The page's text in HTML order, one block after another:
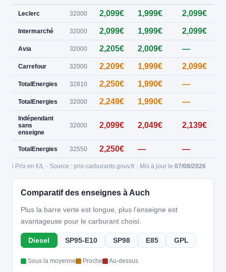
Leclerc 32000 2,099€ 1,999€ 2,099€
Intermarché 32000 2,099€ 1,999€ 2,099€
Avia 32000 2,205€ 2,009€ —
Carrefour 32000 2,209€ 1,999€ 2,099€
TotalEnergies 32810 2,250€ 1,990€ —
TotalEnergies 32000 2,249€ 1,990€ —
Indépendant
sans
enseigne
32000 2,099€ 2,049€ 2,139€
TotalEnergies 32550 2,250€ — —
ℹ️ Prix en €/L · Source : prix-carburants.gouv.fr · Mis à jour le 07/08/2026
Comparatif des enseignes à Auch
Plus la barre verte est longue, plus l'enseigne est
avantageuse pour le carburant choisi.
Diesel SP95-E10 SP98 E85 GPL
Sous la moyenne Proche Au-dessus